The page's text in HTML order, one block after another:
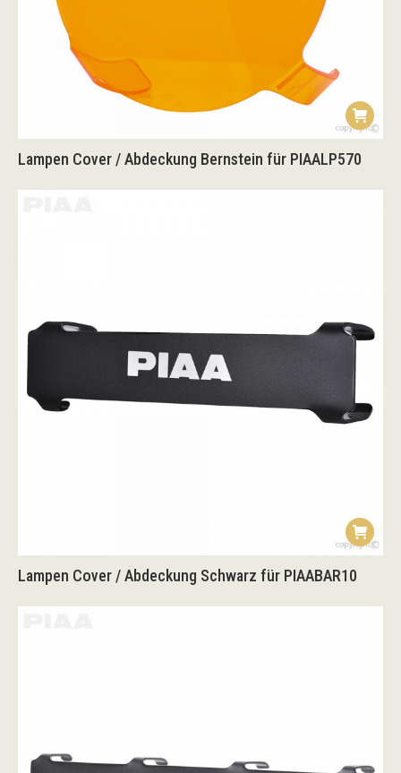
Lampen Cover / Abdeckung Bernstein für PIAALP570
Lampen Cover / Abdeckung Schwarz für PIAABAR10